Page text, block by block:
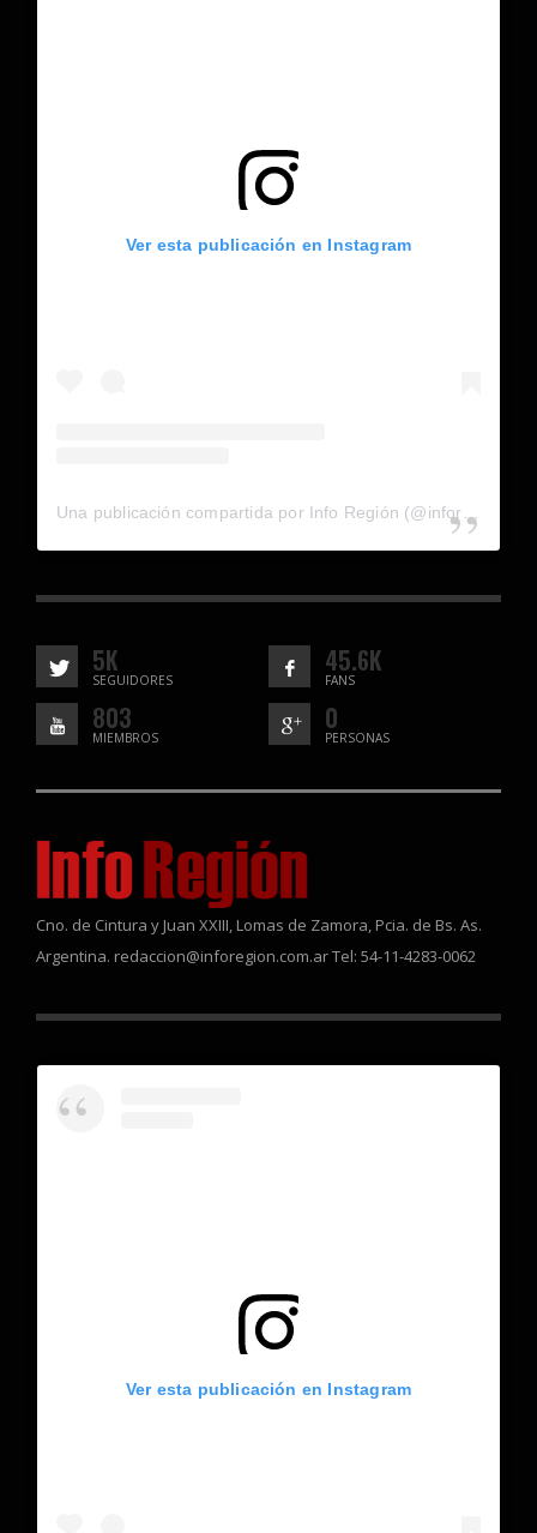
Ver esta publicación en Instagram
5K
SEGUIDORES
45.6K
FANS
803
MIEMBROS
0
PERSONAS
Cno. de Cintura y Juan XXIII, Lomas de Zamora, Pcia. de Bs. As.
Argentina. redaccion@inforegion.com.ar Tel: 54-11-4283-0062
Ver esta publicación en Instagram